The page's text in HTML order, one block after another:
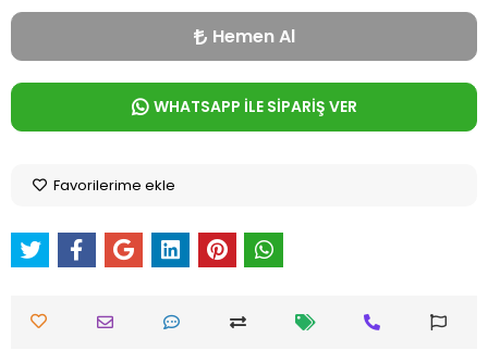
Hemen Al
WHATSAPP İLE SİPARİŞ VER
Favorilerime ekle